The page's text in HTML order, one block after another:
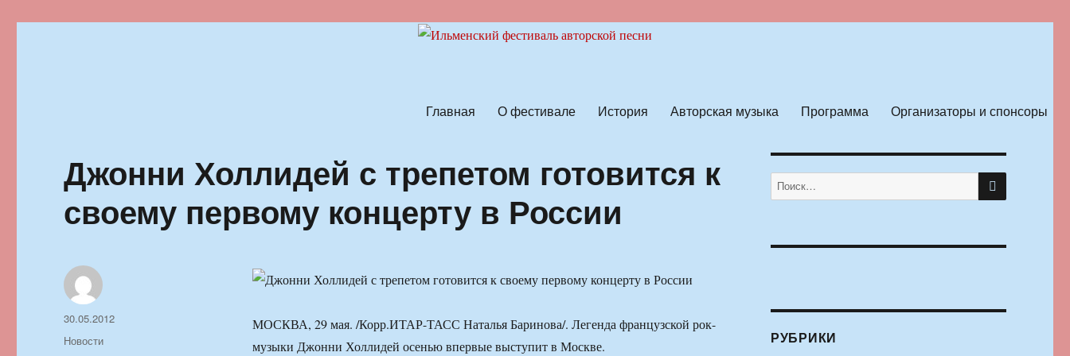
Главная О фестивале История Авторская музыка Программа Организаторы и спонсоры
Джонни Холлидей с трепетом готовится к
своему первому концерту в России
МОСКВА, 29 мая. /Корр.ИТАР-ТАСС Наталья Баринова/. Легенда французской рок-
музыки Джонни Холлидей осенью впервые выступит в Москве.
Автор
Опубликовано
30.05.2012
Рубрики
Новости
Искать: ПОИСК
РУБРИКИ